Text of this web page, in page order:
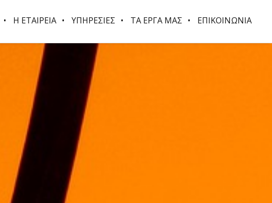
Η ΕΤΑΙΡΕΙΑ ΥΠΗΡΕΣΙΕΣ ΤΑ ΕΡΓΑ ΜΑΣ ΕΠΙΚΟΙΝΩΝΙΑ